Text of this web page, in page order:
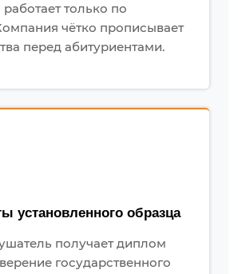
только по
чётко прописывает
перед абитуриентами.
установленного образца
получает диплом
государственного